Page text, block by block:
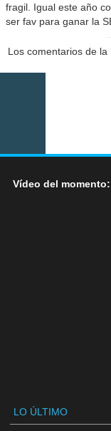
fragil. Igual este año
ser fav para ganar la
Los comentarios de
Vídeo del
LO ÚLTIMO